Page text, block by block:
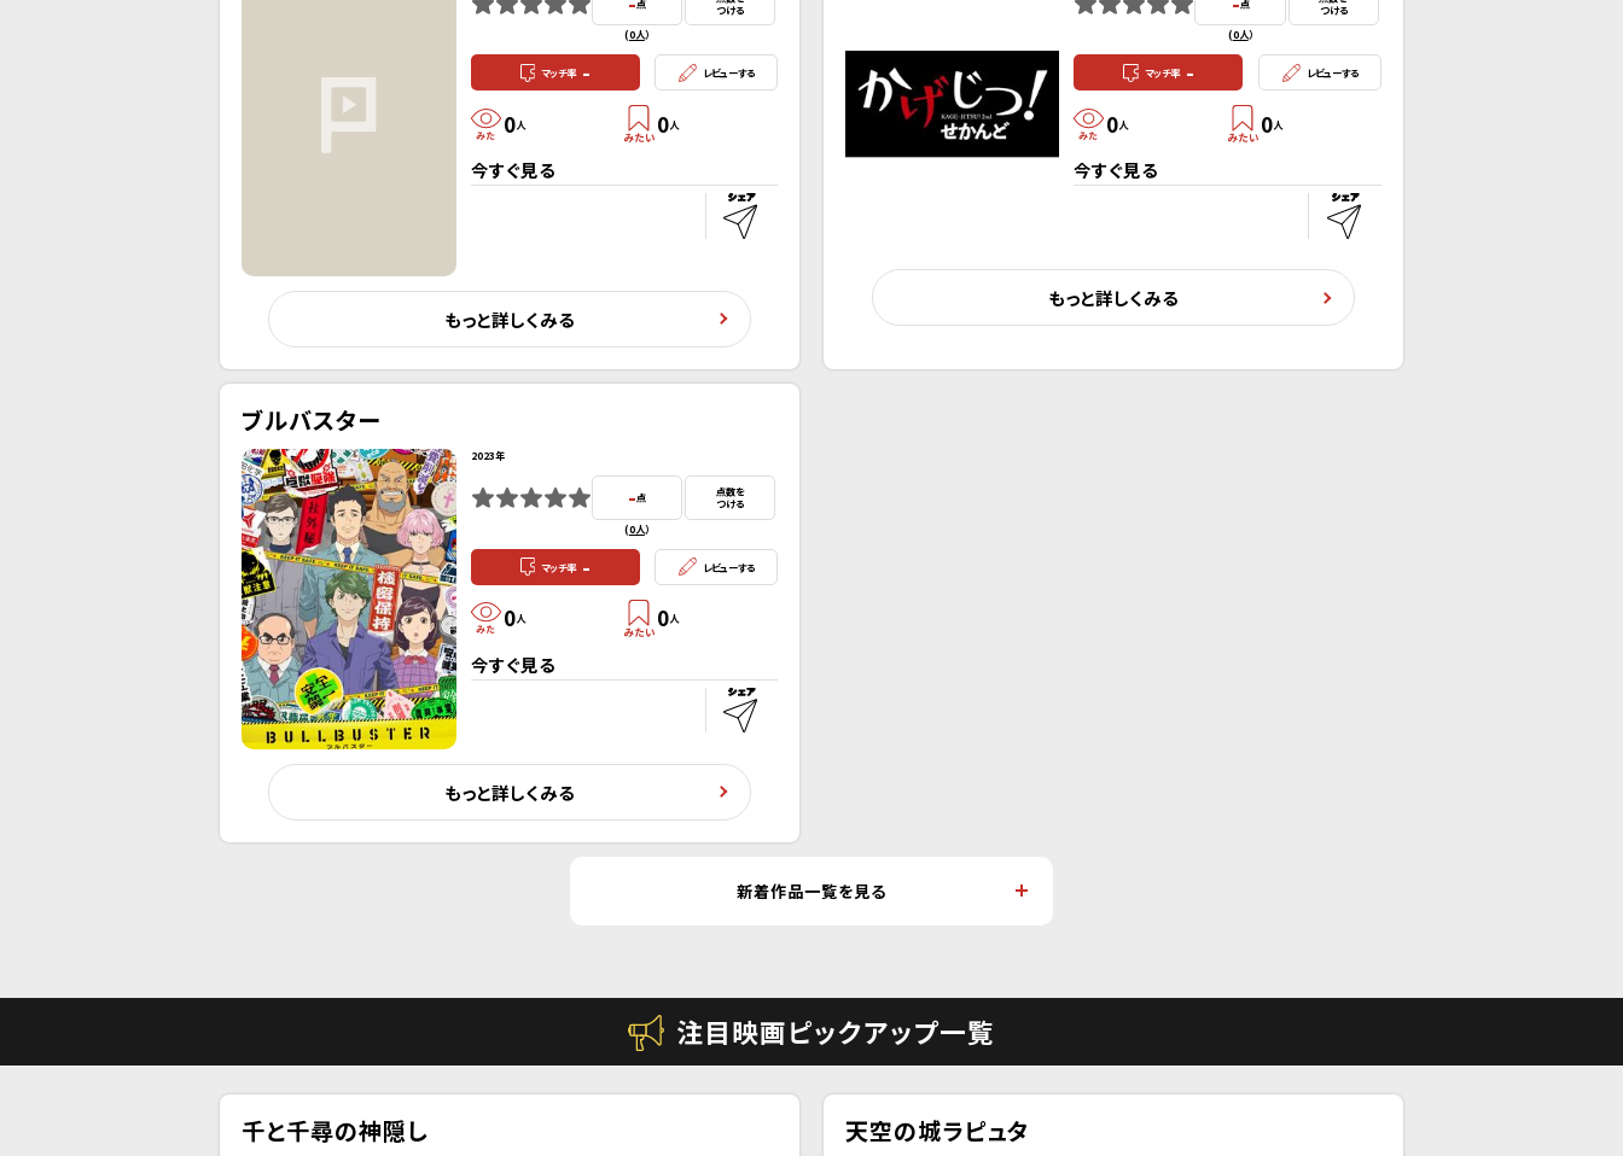
点
(0人）
つける
マッチ率 - レビューする
0人 0人
今すぐ見る
もっと詳しくみる
点
(0人）
つける
マッチ率 - レビューする
0人 0人
今すぐ見る
もっと詳しくみる
ブルバスター
2023年
-点
(0人）
点数を
つける
マッチ率 - レビューする
0人 0人
今すぐ見る
もっと詳しくみる
新着作品一覧を見る
注目映画ピックアップ一覧
千と千尋の神隠し 天空の城ラピュタ